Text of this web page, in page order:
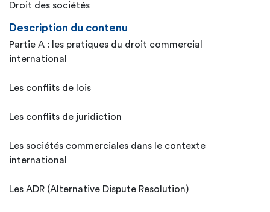
Droit des sociétés
Description du contenu
Partie A : les pratiques du droit commercial
international
Les conflits de lois
Les conflits de juridiction
Les sociétés commerciales dans le contexte
international
Les ADR (Alternative Dispute Resolution)